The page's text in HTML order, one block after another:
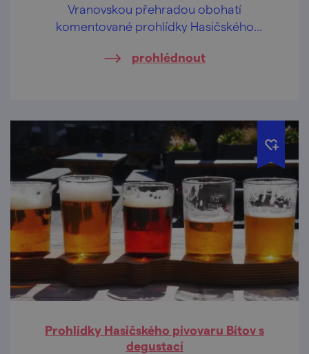
Vranovskou přehradou obohatí
komentované prohlídky Hasičského
prohlédnout
Prohlídky Hasičského pivovaru Bítov s
degustací